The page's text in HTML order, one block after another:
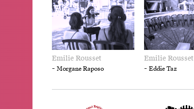
Emilie Rousset
-Morgane Raposo
Emilie Rousset
-Eddie Taz